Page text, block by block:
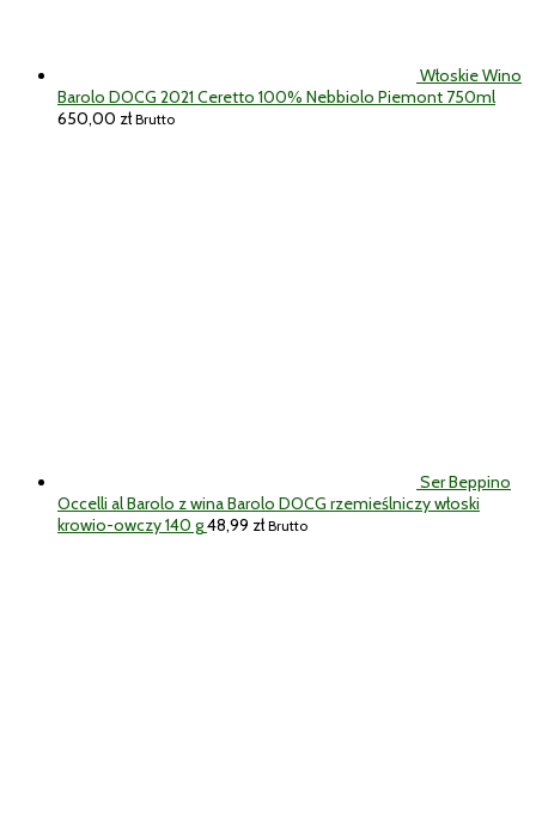
Włoskie Wino
Barolo DOCG 2021 Ceretto 100% Nebbiolo Piemont 750ml
650,00 zł Brutto
Ser Beppino
Occelli al Barolo z wina Barolo DOCG rzemieślniczy włoski
krowio-owczy 140 g48,99 zł Brutto